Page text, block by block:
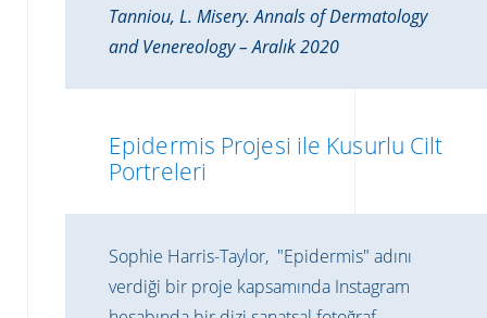
Tanniou, L. Misery. Annals of Dermatology
and Venereology – Aralık 2020
Epidermis Projesi ile Kusurlu Cilt
Portreleri
Sophie Harris-Taylor, "Epidermis" adını
verdiği bir proje kapsamında Instagram